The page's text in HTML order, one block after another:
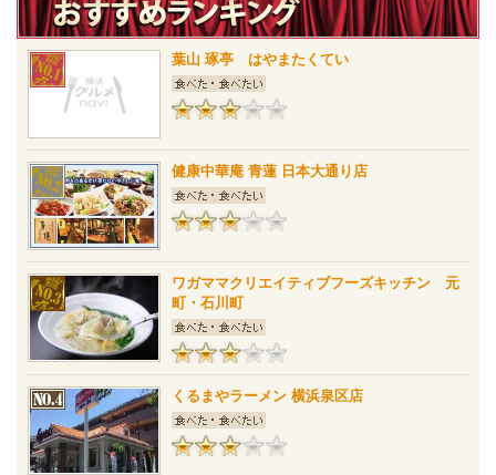
葉山 琢亭 はやまたくてい
健康中華庵 青蓮 日本大通り店
ワガママクリエイティブフーズキッチン 元
町・石川町
くるまやラーメン 横浜泉区店